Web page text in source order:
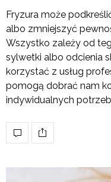
Fryzura może
albo zmniejszyć
Wszystko zależy od
sylwetki albo odcienia
korzystać z usług
pomogą dobrać nam
indywidualnych